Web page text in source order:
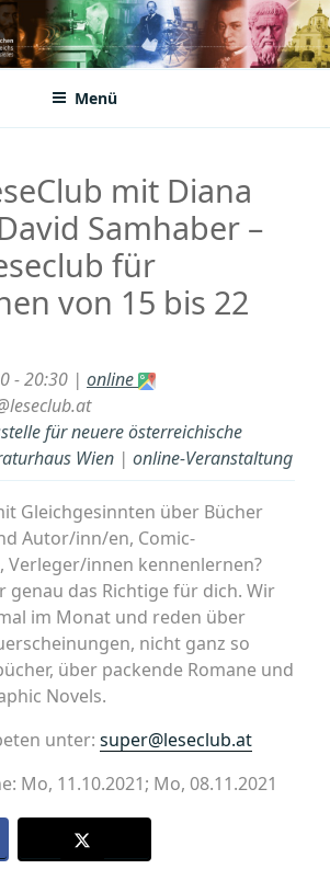
Scientific Societies
Menü
mit Diana
Samhaber –
für
von 15 bis 22
- 20:30 | online
für neuere österreichische
Wien | online-Veranstaltung
Gleichgesinnten über Bücher
Autor/inn/en, Comic-
Verleger/innen kennenlernen?
genau das Richtige für dich. Wir
im Monat und reden über
nicht ganz so
über packende Romane und
Novels.
unter: super@leseclub.at
Mo, 11.10.2021; Mo, 08.11.2021